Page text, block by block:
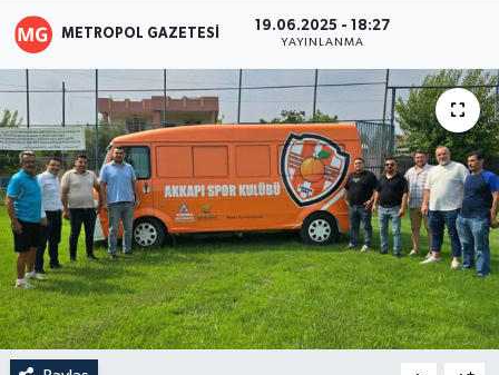
METROPOL GAZETESI 19.06.2025 - 18:27
YAYINLANMA